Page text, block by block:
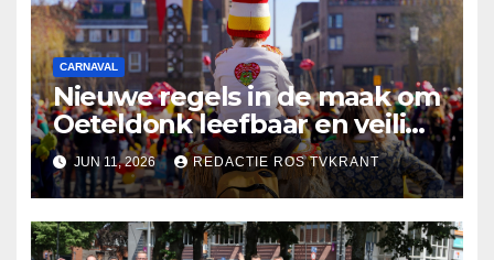
CARNAVAL
Nieuwe regels in de maak om
Oeteldonk leefbaar en veilig
te houden
JUN 11, 2026 REDACTIE ROS TVKRANT